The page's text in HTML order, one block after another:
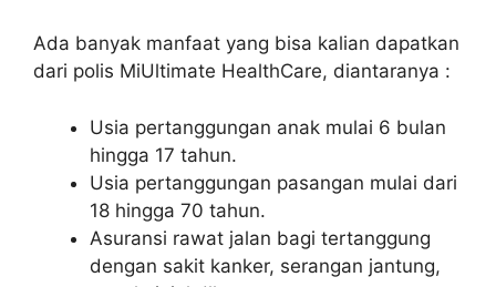
Ada banyak manfaat yang bisa kalian dapatkan
dari polis MiUltimate HealthCare, diantaranya :
Usia pertanggungan anak mulai 6 bulan
hingga 17 tahun.
Usia pertanggungan pasangan mulai dari
18 hingga 70 tahun.
Asuransi rawat jalan bagi tertanggung
dengan sakit kanker, serangan jantung,